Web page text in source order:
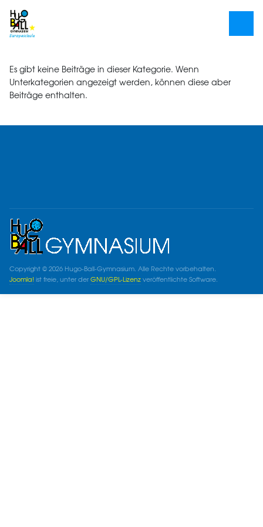
Es gibt keine Beiträge in dieser Kategorie. Wenn
Unterkategorien angezeigt werden, können diese aber
Beiträge enthalten.
Copyright © 2026 Hugo-Ball-Gymnasium. Alle Rechte vorbehalten.
Joomla! ist freie, unter derGNU/GPL-Lizenzveröffentlichte Software.